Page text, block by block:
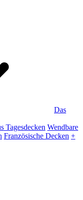
Das
Tagesdecken Wendbare
Französische Decken +